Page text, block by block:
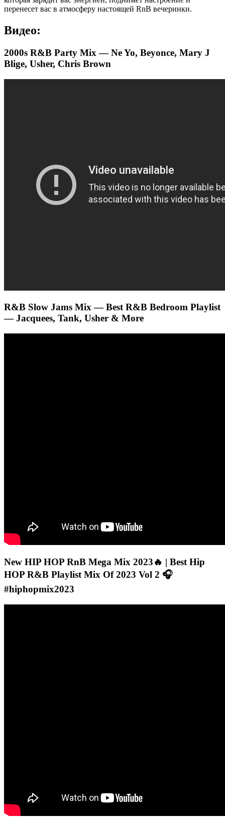
перенесет вас в атмосферу настоящей RnB вечеринки.
Видео:
2000s R&B Party Mix — Ne Yo, Beyonce, Mary J
Blige, Usher, Chris Brown
R&B Slow Jams Mix — Best R&B Bedroom Playlist
— Jacquees, Tank, Usher & More
New HIP HOP RnB Mega Mix 2023🔥 | Best Hip
HOP R&B Playlist Mix Of 2023 Vol 2 🎧
#hiphopmix2023